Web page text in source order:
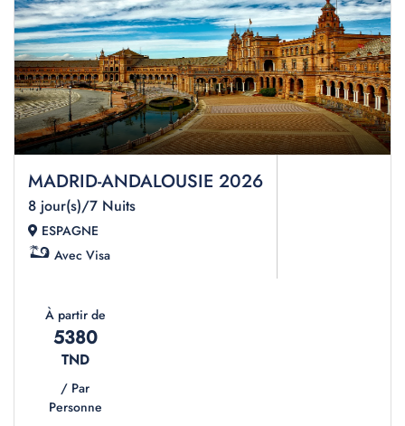
MADRID-ANDALOUSIE 2026
8 jour(s)/7 Nuits
ESPAGNE
Avec Visa
À partir de
5380
TND
/ Par
Personne